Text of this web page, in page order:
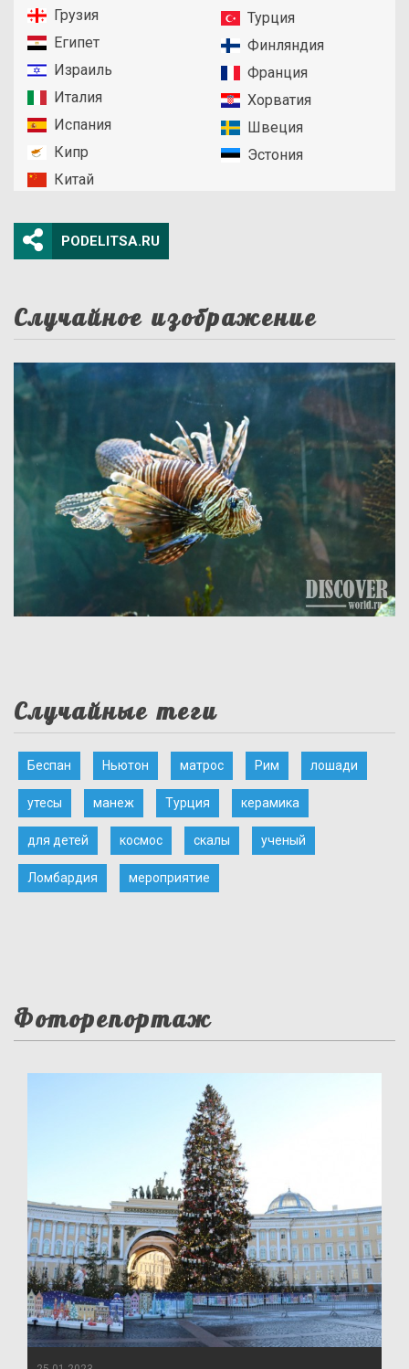
Грузия
Египет
Израиль
Италия
Испания
Кипр
Китай
Турция
Финляндия
Франция
Хорватия
Швеция
Эстония
PODELITSA.RU
Случайное изображение
Случайные теги
Беспан Ньютон матрос Рим лошади
утесы манеж Турция керамика
для детей космос скалы ученый
Ломбардия мероприятие
Фоторепортаж